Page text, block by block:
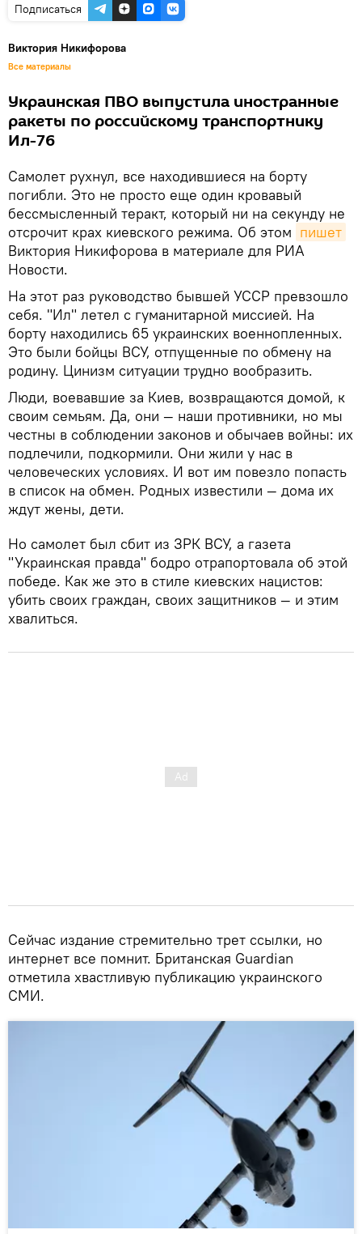
Подписаться
Виктория Никифорова
Все материалы
Украинская ПВО выпустила иностранные
ракеты по российскому транспортнику
Ил-76
Самолет рухнул, все находившиеся на борту
погибли. Это не просто еще один кровавый
бессмысленный теракт, который ни на секунду не
отсрочит крах киевского режима. Об этом пишет
Виктория Никифорова в материале для РИА
Новости.
На этот раз руководство бывшей УССР превзошло
себя. "Ил" летел с гуманитарной миссией. На
борту находились 65 украинских военнопленных.
Это были бойцы ВСУ, отпущенные по обмену на
родину. Цинизм ситуации трудно вообразить.
Люди, воевавшие за Киев, возвращаются домой, к
своим семьям. Да, они — наши противники, но мы
честны в соблюдении законов и обычаев войны: их
подлечили, подкормили. Они жили у нас в
человеческих условиях. И вот им повезло попасть
в список на обмен. Родных известили — дома их
ждут жены, дети.
Но самолет был сбит из ЗРК ВСУ, а газета
"Украинская правда" бодро отрапортовала об этой
победе. Как же это в стиле киевских нацистов:
убить своих граждан, своих защитников — и этим
хвалиться.
Сейчас издание стремительно трет ссылки, но
интернет все помнит. Британская Guardian
отметила хвастливую публикацию украинского
СМИ.